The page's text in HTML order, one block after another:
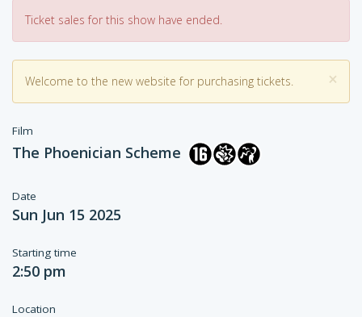
Ticket sales for this show have ended.
×
Welcome to the new website for purchasing tickets.
Film
The Phoenician Scheme
Date
Sun Jun 15 2025
Starting time
2:50 pm
Location